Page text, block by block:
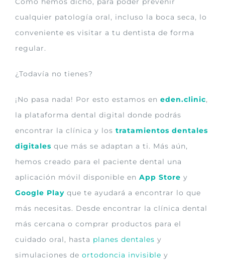
cualquier patología oral, incluso la boca seca, lo
conveniente es visitar a tu dentista de forma
regular.
¿Todavía no tienes?
¡No pasa nada! Por esto estamos en eden.clinic,
la plataforma dental digital donde podrás
encontrar la clínica y los tratamientos dentales
digitales que más se adaptan a ti. Más aún,
hemos creado para el paciente dental una
aplicación móvil disponible en App Store y
Google Play que te ayudará a encontrar lo que
más necesitas. Desde encontrar la clínica dental
más cercana o comprar productos para el
cuidado oral, hasta planes dentales y
simulaciones de ortodoncia invisible y